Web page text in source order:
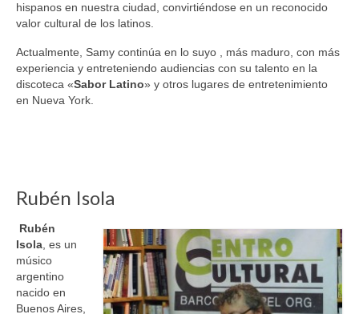
hispanos en nuestra ciudad, convirtiéndose en un reconocido
valor cultural de los latinos.
Actualmente, Samy continúa en lo suyo , más maduro, con más
experiencia y entreteniendo audiencias con su talento en la
discoteca «Sabor Latino» y otros lugares de entretenimiento
en Nueva York.
Rubén Isola
Rubén
Isola, es un
músico
argentino
nacido en
Buenos Aires,